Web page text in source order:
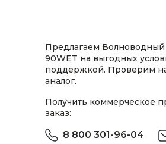
Предлагаем
90WET на выгодных
поддержкой. Проверим
аналог.
Получить коммерческое
заказ:
8 800 301-96-04